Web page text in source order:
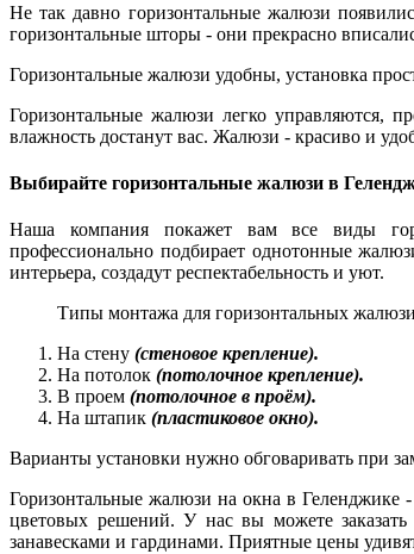
Не так давно горизонтальные жалюзи
горизонтальные шторы - они прекрасно
Горизонтальные жалюзи удобны, установка
Горизонтальные жалюзи легко управляются,
влажность достанут вас. Жалюзи - красиво и
Выбирайте горизонтальные жалюзи в
Наша компания покажет вам все виды
профессионально подбирает однотонные
интерьера, создадут респектабельность и уют.
Типы монтажа для горизонтальных
На стену (стеновое крепление).
На потолок (потолочное крепление).
В проем (потолочное в проём).
На штапик (пластиковое окно).
Варианты установки нужно обговаривать при
Горизонтальные жалюзи на окна в
цветовых решений. У нас вы можете
занавесками и гардинами. Приятные цены